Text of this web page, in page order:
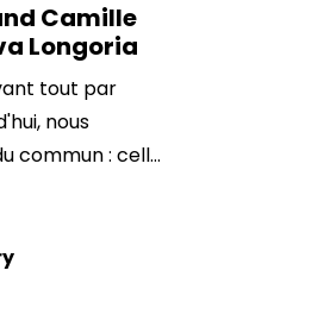
Camille
Longoria
tout par
nous
commun : celle
transporte
série